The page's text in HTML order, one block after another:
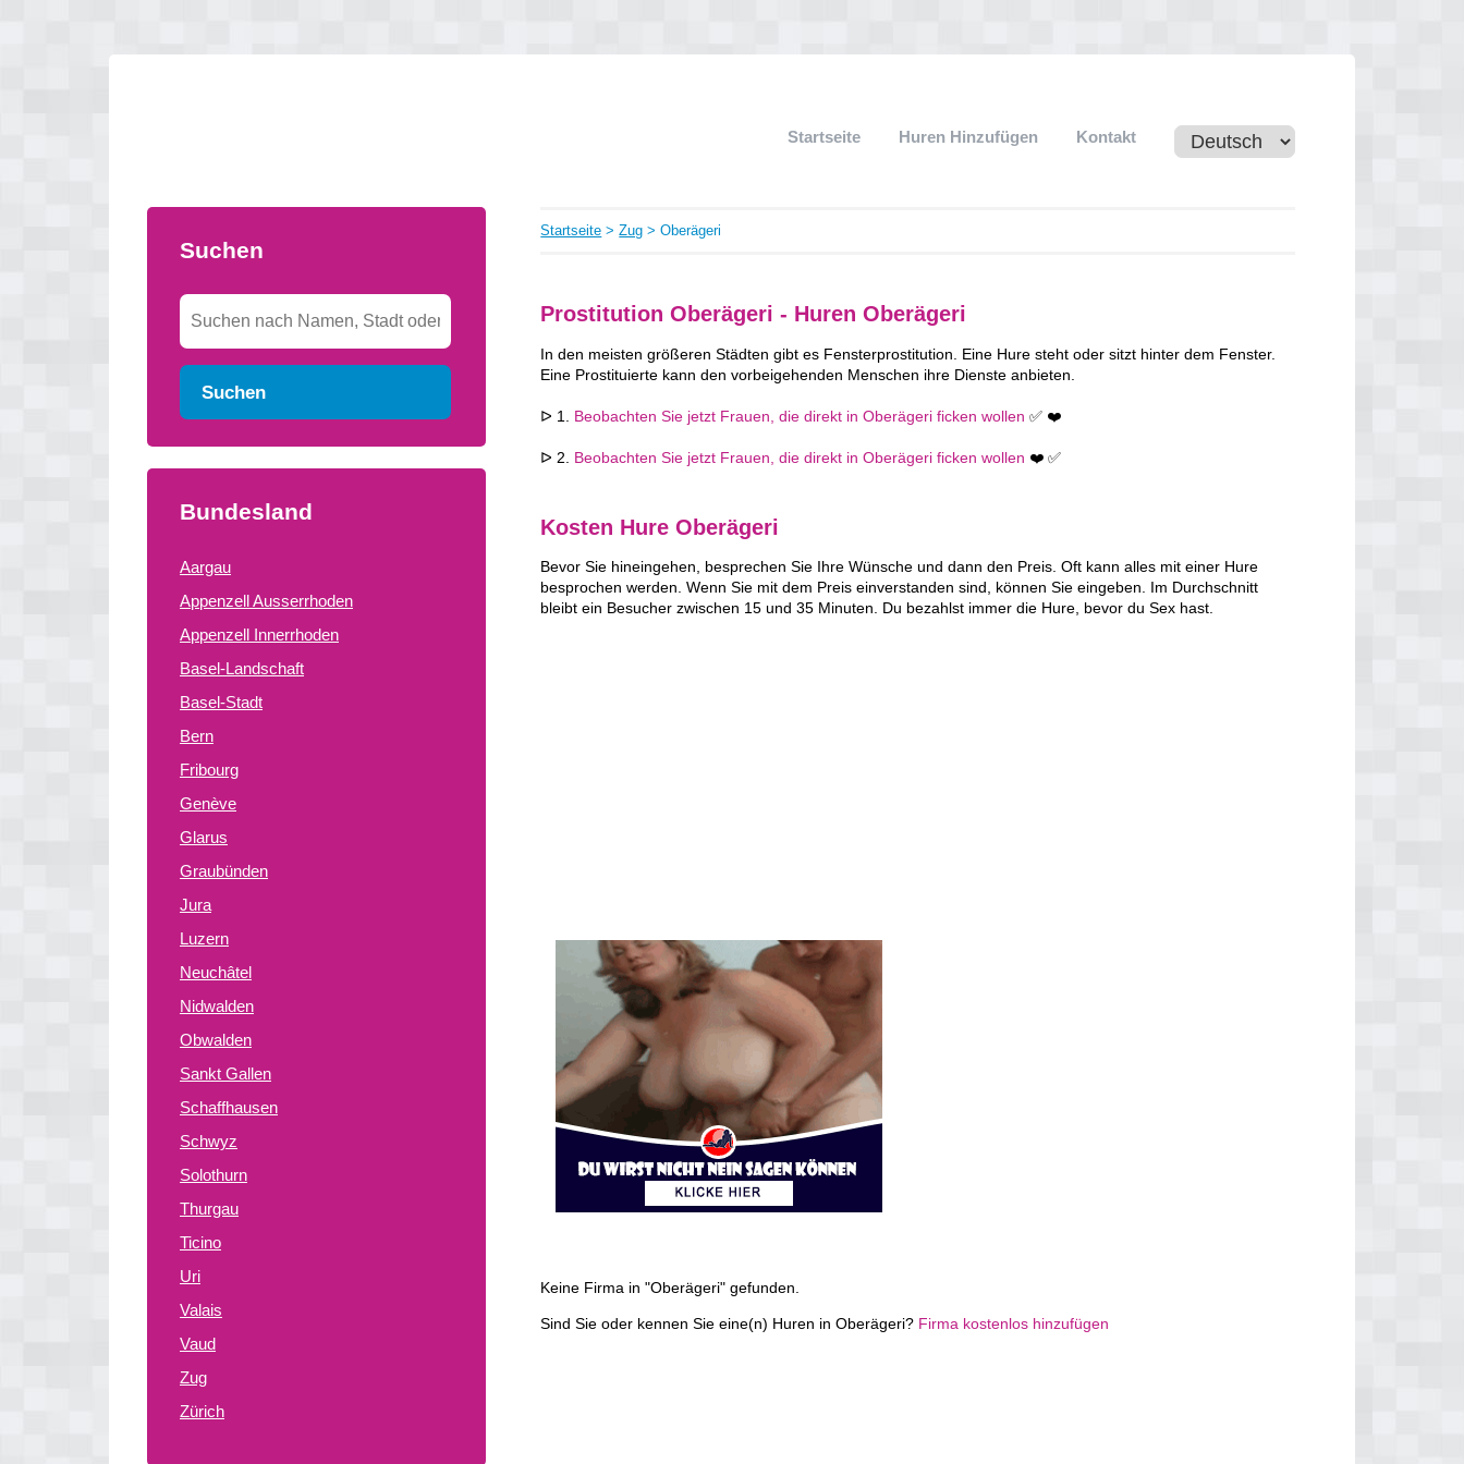
Startseite Huren Hinzufügen Kontakt
Suchen
Suchen
Bundesland
Aargau
Appenzell Ausserrhoden
Appenzell Innerrhoden
Basel-Landschaft
Basel-Stadt
Bern
Fribourg
Genève
Glarus
Graubünden
Jura
Luzern
Neuchâtel
Nidwalden
Obwalden
Sankt Gallen
Schaffhausen
Schwyz
Solothurn
Thurgau
Ticino
Uri
Valais
Vaud
Zug
Zürich
Startseite >Zug > Oberägeri
Prostitution Oberägeri - Huren Oberägeri
In den meisten größeren Städten gibt es Fensterprostitution. Eine Hure steht oder sitzt hinter dem Fenster.
Eine Prostituierte kann den vorbeigehenden Menschen ihre Dienste anbieten.
ᐅ 1. Beobachten Sie jetzt Frauen, die direkt in Oberägeri ficken wollen ✅ ❤️
ᐅ 2. Beobachten Sie jetzt Frauen, die direkt in Oberägeri ficken wollen ❤️ ✅
Kosten Hure Oberägeri
Bevor Sie hineingehen, besprechen Sie Ihre Wünsche und dann den Preis. Oft kann alles mit einer Hure
besprochen werden. Wenn Sie mit dem Preis einverstanden sind, können Sie eingeben. Im Durchschnitt
bleibt ein Besucher zwischen 15 und 35 Minuten. Du bezahlst immer die Hure, bevor du Sex hast.
Keine Firma in "Oberägeri" gefunden.
Sind Sie oder kennen Sie eine(n) Huren in Oberägeri? Firma kostenlos hinzufügen